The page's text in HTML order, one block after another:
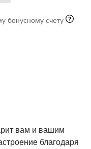
бонусному счету
вам и вашим
благодаря